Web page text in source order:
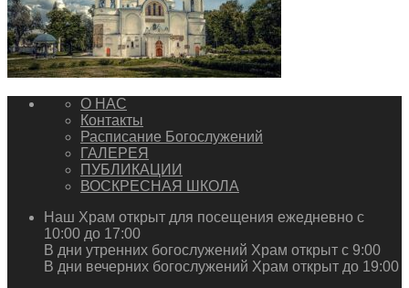
О НАС
Контакты
Расписание Богослужений
ГАЛЕРЕЯ
ПУБЛИКАЦИИ
ВОСКРЕСНАЯ ШКОЛА
Наш Храм открыт для посещения ежедневно с
10:00 до 17:00
В дни утренних богослужений Храм открыт с 9:00
В дни вечерних богослужений Храм открыт до 19:00